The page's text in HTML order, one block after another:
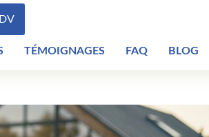
TÉMOIGNAGES FAQ BLOG